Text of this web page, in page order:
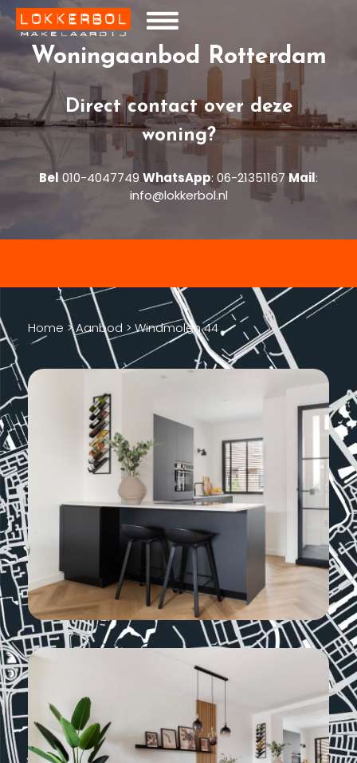
Woningaanbod Rotterdam
Direct contact over deze
woning?
Bel 010-4047749 WhatsApp: 06-21351167 Mail:
info@lokkerbol.nl
Home >Aanbod >Windmolen 44